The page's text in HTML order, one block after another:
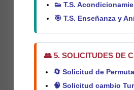
👟 T.S.
🎯 T.S. Enseñanza y
👥 5. SOLICITUDES DE
🔄 Solicitud de
🧠 Solicitud cambio